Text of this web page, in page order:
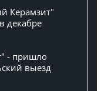
Керамзит"
декабре
- пришло
выезд